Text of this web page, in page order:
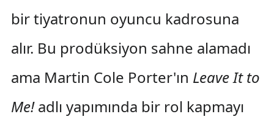
bir tiyatronun oyuncu kadrosuna
alır. Bu prodüksiyon sahne alamadı
ama Martin Cole Porter'ın Leave It to
Me!adlı yapımında bir rol kapmayı